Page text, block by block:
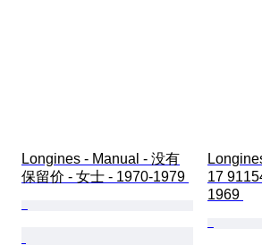
Longines - Manual - 没有
保留价 - 女士 - 1970-1979
17
1969